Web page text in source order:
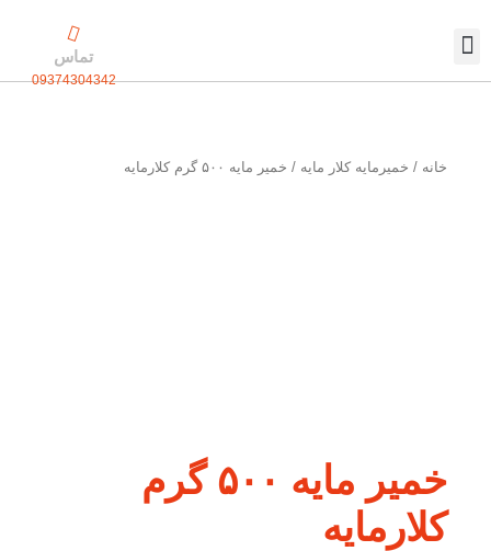
تماس
09374304342
خانه / خمیرمایه کلار مایه / خمیر مایه ۵۰۰ گرم کلارمایه
خمیر مایه ۵۰۰ گرم
کلارمایه